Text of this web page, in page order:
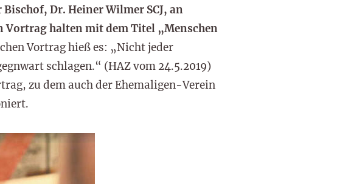
Dr. Heiner Wilmer SCJ, an
Vortrag halten mit dem Titel „Menschen
Vortrag hieß es: „Nicht jeder
schlagen.“ (HAZ vom 24.5.2019)
zu dem auch der Ehemaligen-Verein